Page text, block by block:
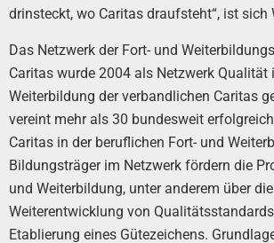
drinsteckt, wo Caritas draufsteht“, ist sich
Das Netzwerk der Fort- und
Caritas wurde 2004 als Netzwerk Qualität
Weiterbildung der verbandlichen Caritas
vereint mehr als 30 bundesweit
Caritas in der beruflichen Fort- und
Bildungsträger im Netzwerk fördern die
und Weiterbildung, unter anderem über
Weiterentwicklung von
Etablierung eines Gütezeichens.